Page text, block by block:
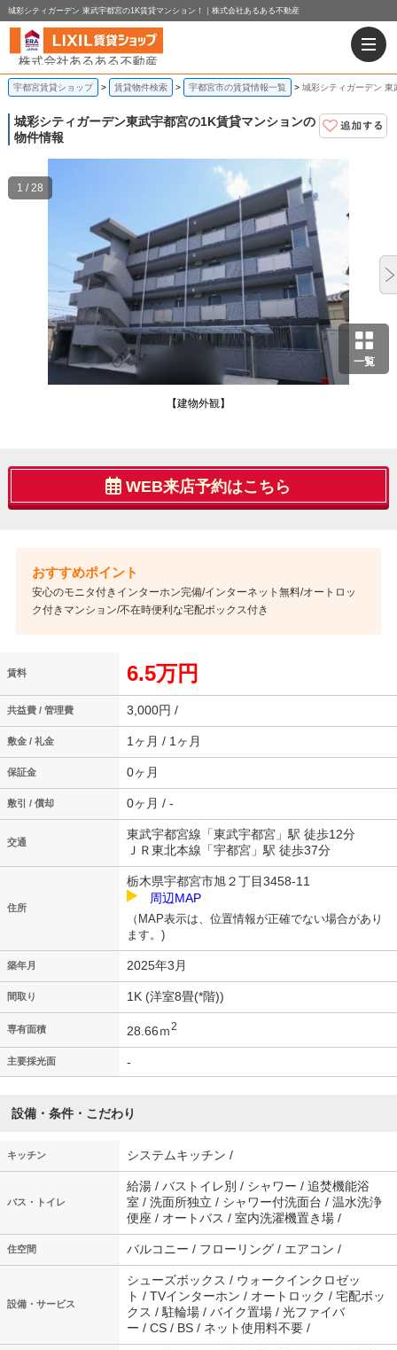
城彩シティガーデン 東武宇都宮の1K賃貸マンション！｜株式会社あるある不動産
宇都宮賃貸ショップ 賃貸物件検索 宇都宮市の賃貸情報一覧 城彩シティガーデン 東
城彩シティガーデン東武宇都宮の1K賃貸マンションの
物件情報
一覧
【建物外観】
1 / 28
WEB来店予約はこちら
安心のモニタ付きインターホン完備/インターネット無料/オートロッ
ク付きマンション/不在時便利な宅配ボックス付き
賃料 6.5万円
共益費 / 管理費 3,000円 /
敷金 / 礼金 1ヶ月 / 1ヶ月
保証金 0ヶ月
敷引 / 償却 0ヶ月 / -
交通
東武宇都宮線「東武宇都宮」駅 徒歩12分
ＪＲ東北本線「宇都宮」駅 徒歩37分
住所
栃木県宇都宮市旭２丁目3458-11
周辺MAP
（MAP表示は、位置情報が正確でない場合があり
ます。)
築年月 2025年3月
間取り 1K (洋室8畳(*階))
専有面積 28.66ｍ2
主要採光面 -
設備・条件・こだわり
キッチン システムキッチン /
バス・トイレ
給湯 / バストイレ別 / シャワー / 追焚機能浴
室 / 洗面所独立 / シャワー付洗面台 / 温水洗浄
便座 / オートバス / 室内洗濯機置き場 /
住空間 バルコニー / フローリング / エアコン /
設備・サービス
シューズボックス / ウォークインクロゼッ
ト / TVインターホン / オートロック / 宅配ボッ
クス / 駐輪場 / バイク置場 / 光ファイバ
ー / CS / BS / ネット使用料不要 /